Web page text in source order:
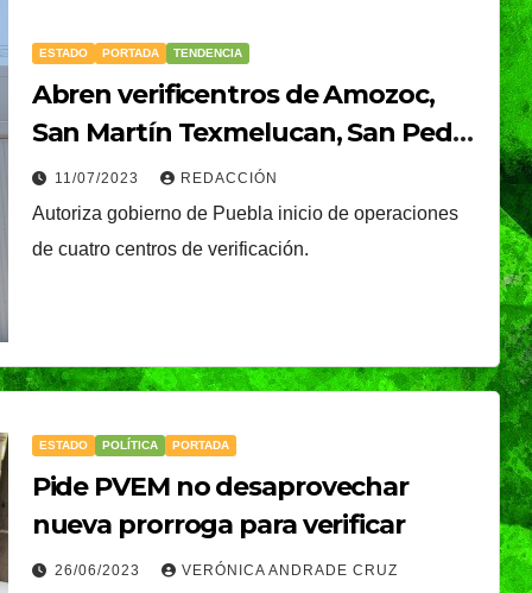
ESTADO PORTADA TENDENCIA
Abren verificentros de Amozoc,
San Martín Texmelucan, San Pedro
Cholula y Xicotepec
11/07/2023 REDACCIÓN
Autoriza gobierno de Puebla inicio de operaciones
de cuatro centros de verificación.
ESTADO POLÍTICA PORTADA
Pide PVEM no desaprovechar
nueva prorroga para verificar
26/06/2023 VERÓNICA ANDRADE CRUZ
9
y
Reforestación
CIUDAD DEPORTES
Puebla Capital sigue